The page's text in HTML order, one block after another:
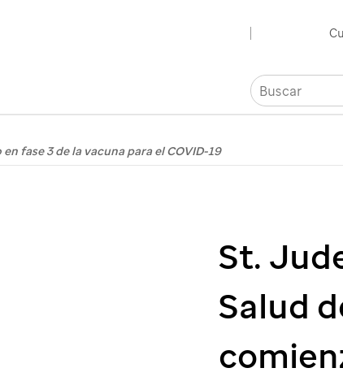
principal
fase 3 de la vacuna para el COVID-19
St.
Salud